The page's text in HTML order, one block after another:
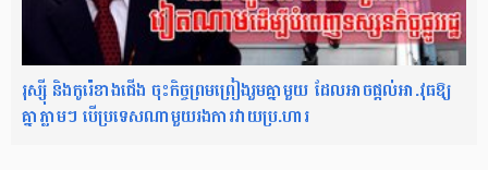
រុស្ស៊ី និងកូរ៉េខាងជើង ចុះកិច្ចព្រមព្រៀងរួមគ្នាមួយ ដែលអាចផ្តល់អា.វុធឱ្យ
គ្នាភ្លាមៗ បើប្រទេសណាមួយរងការវាយប្រ.ហារ